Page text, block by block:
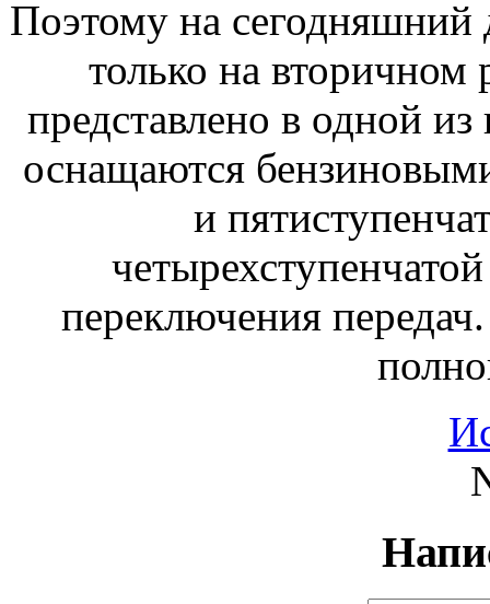
Поэтому на сегодняшний
только на
представлено в одной
оснащаются
и
переключения